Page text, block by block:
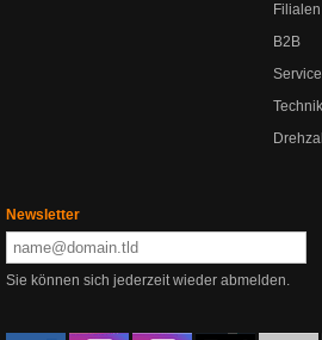
Filialen
B2B
Newsletter
Sie können sich jederzeit wieder abmelden.